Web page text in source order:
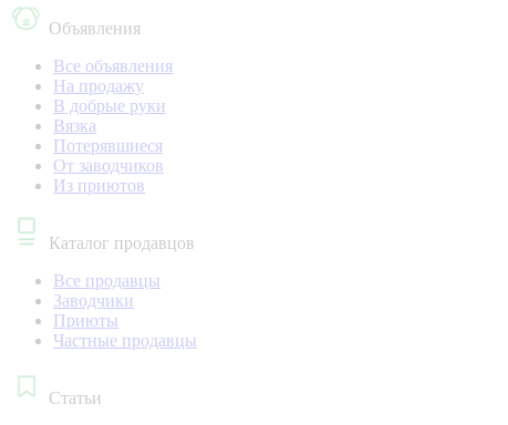
Объявления
Все объявления
На продажу
В добрые руки
Вязка
Потерявшиеся
От заводчиков
Из приютов
Каталог продавцов
Все продавцы
Заводчики
Приюты
Частные продавцы
Статьи